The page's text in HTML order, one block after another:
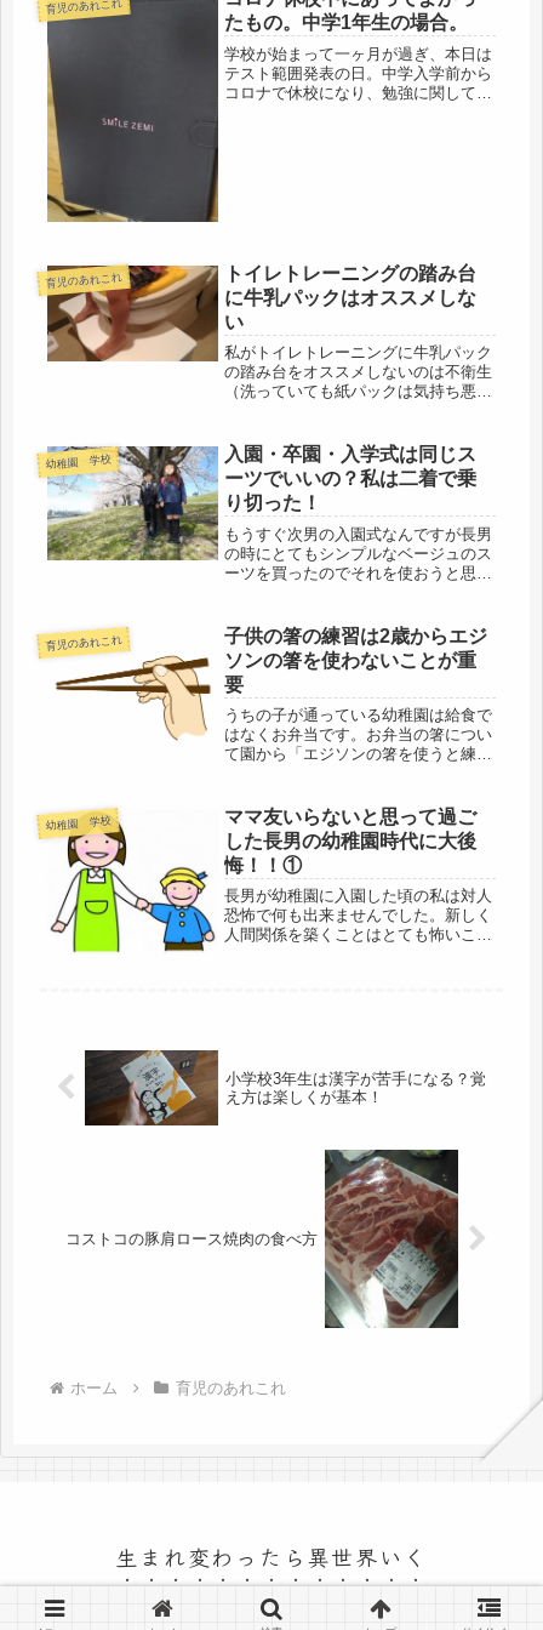
が多いです。大正生まれの私の祖母ま
で「マ...
育児のあれこれ
たもの。中学1年生の場合。
学校が始まって一ヶ月が過ぎ、本日は
テスト範囲発表の日。中学入学前から
コロナで休校になり、勉強に関しては
育児のあれこれ
トイレトレーニングの踏み台
に牛乳パックはオススメしな
い
私がトイレトレーニングに牛乳パック
の踏み台をオススメしないのは不衛生
（洗っていても紙パックは気持ち悪い
ックを集めるのが気が遠くなる。わが
家は牛乳の消費は週に1本。頑張っ...
幼稚園 学校
入園・卒園・入学式は同じス
ーツでいいの？私は二着で乗
り切った！
もうすぐ次男の入園式なんですが長男
の時にとてもシンプルなベージュのス
ーツを買ったのでそれを使おうと思い
好じゃなければ誰も覚えちゃいませ
ん。しかし、それでも気になるのが女
心で...
育児のあれこれ
子供の箸の練習は2歳からエジ
ソンの箸を使わないことが重
要
うちの子が通っている幼稚園は給食で
はなくお弁当です。お弁当の箸につい
て園から「エジソンの箸を使うと練習
長男のときもそうだったので次男は2
歳からエジソンの箸を使っていませ
ん。...
幼稚園 学校
ママ友いらないと思って過ご
した長男の幼稚園時代に大後
悔！！①
長男が幼稚園に入園した頃の私は対人
恐怖で何も出来ませんでした。新しく
人間関係を築くことはとても怖いこと
小学校3年生は漢字が苦手になる？覚
え方は楽しくが基本！
コストコの豚肩ロース焼肉の食べ方
ホーム 育児のあれこれ
生まれ変わったら異世界いく
© 2009 生まれ変わったら異世界いく.